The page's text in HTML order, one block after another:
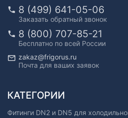
8 (499) 641-05-06
Заказать обратный звонок
8 (800) 707-85-21
Бесплатно по всей России
zakaz@frigorus.ru
Почта для ваших заявок
КАТЕГОРИИ
Фитинги DN2 и DN5 для